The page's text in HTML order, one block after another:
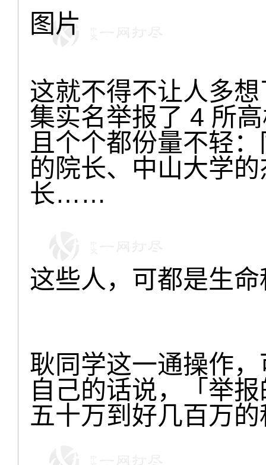
图片
这就不得不让人多
集实名举报了 4 所
且个个都份量不轻
的院长、中山大学
长……
这些人，可都是生
耿同学这一通操作
自己的话说，「举
五十万到好几百万